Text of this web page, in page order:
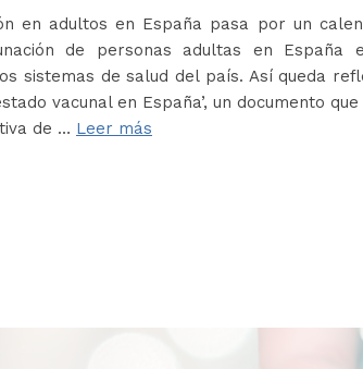
en adultos en España pasa por un
de personas adultas en España
sistemas de salud del país. Así queda
vacunal en España’, un documento
de … Leer más